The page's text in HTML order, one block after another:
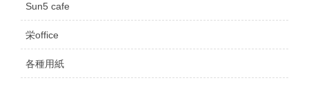
Sun5 cafe
栄office
各種用紙